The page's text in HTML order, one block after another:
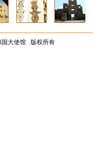
国大使馆 版权所有